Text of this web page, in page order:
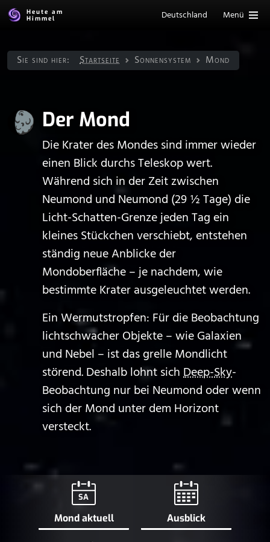
Heute am
Himmel
Deutschland Menü
Sie sind hier: Startseite Sonnen­system Mond
Der Mond
Die Krater des Mondes sind immer wieder
einen Blick durchs Teleskop wert.
Während sich in der Zeit zwischen
Neumond und Neumond (29 ½ Tage) die
Licht-Schatten-Grenze jeden Tag ein
kleines Stückchen verschiebt, entstehen
ständig neue Anblicke der
Mondoberfläche – je nachdem, wie
bestimmte Krater ausgeleuchtet werden.
Ein Wermutstropfen: Für die Beobachtung
lichtschwacher Objekte – wie Galaxien
und Nebel – ist das grelle Mondlicht
störend. Deshalb lohnt sichDeep-Sky-
Beobachtung nur bei Neumond oder wenn
sich der Mond unter dem Horizont
versteckt.
SA
Mond aktuell Ausblick